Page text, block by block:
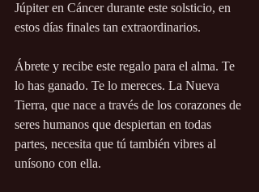
Júpiter en Cáncer durante este solsticio, en
estos días finales tan extraordinarios.
Ábrete y recibe este regalo para el alma. Te
lo has ganado. Te lo mereces. La Nueva
Tierra, que nace a través de los corazones de
seres humanos que despiertan en todas
partes, necesita que tú también vibres al
unísono con ella.